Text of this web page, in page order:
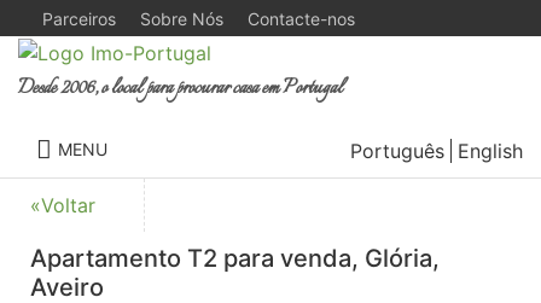
Parceiros Sobre Nós Contacte-nos
Desde 2006, o local para procurar casa em Portugal
MENU Português English
«Voltar
Apartamento T2 para venda, Glória,
Aveiro